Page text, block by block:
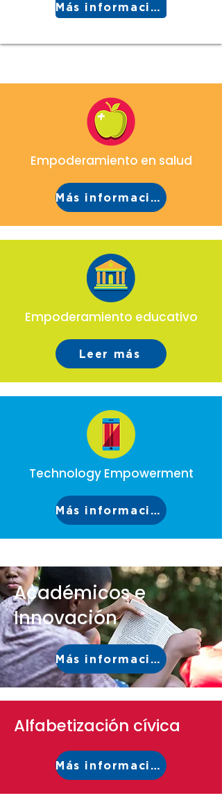
Más información
Empoderamiento en salud
Más información
Empoderamiento educativo
Leer más
Technology Empowerment
Más información
Académicos e
Innovación
Más información
Alfabetización cívica
Más información